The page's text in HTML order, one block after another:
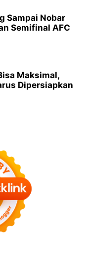
Sampai Nobar
Semifinal AFC
Maksimal,
Dipersiapkan